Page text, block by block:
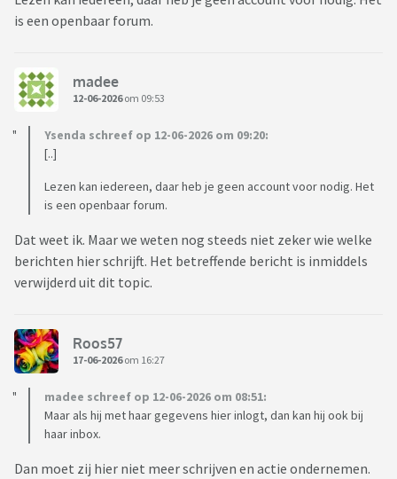
is een openbaar forum.
madee
12-06-2026om 09:53
Ysenda schreef op 12-06-2026 om 09:20:
[..]
Lezen kan iedereen, daar heb je geen account voor nodig. Het
is een openbaar forum.
Dat weet ik. Maar we weten nog steeds niet zeker wie welke
berichten hier schrijft. Het betreffende bericht is inmiddels
verwijderd uit dit topic.
Roos57
17-06-2026om 16:27
madee schreef op 12-06-2026 om 08:51:
Maar als hij met haar gegevens hier inlogt, dan kan hij ook bij
haar inbox.
Dan moet zij hier niet meer schrijven en actie ondernemen.